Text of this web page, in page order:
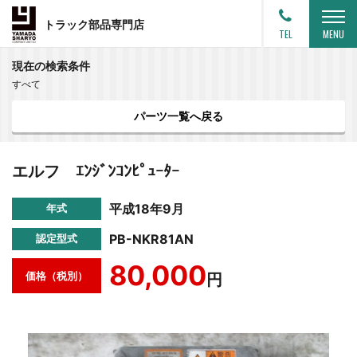
トラック部品専門店
TEL MENU
現在の検索条件
すべて
パーツ一覧へ戻る
エルフ ｴﾝｼﾞﾝｺﾝﾋﾟｭｰﾀｰ
年式 平成18年9月
認定型式 PB-NKR81AN
価格（税別） 80,000 円